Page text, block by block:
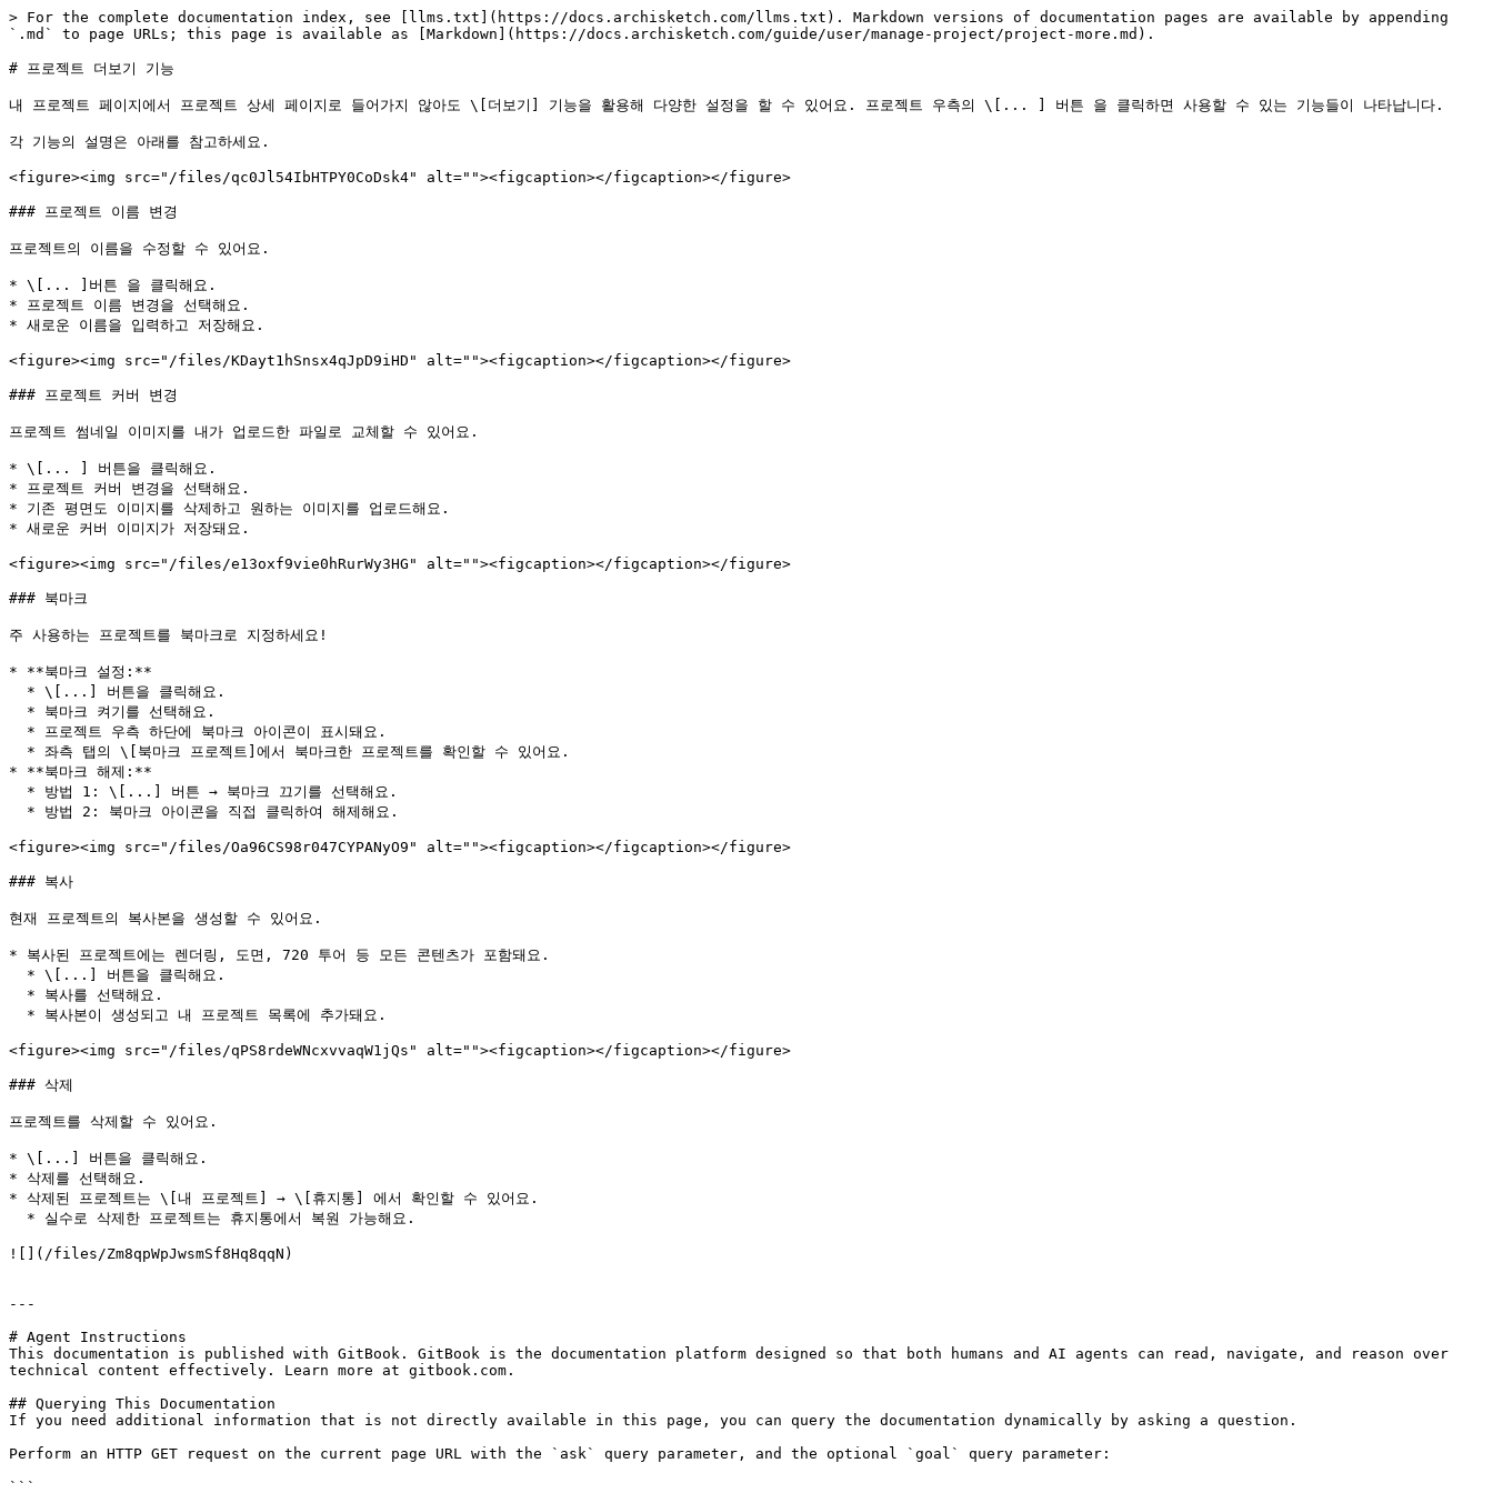
> For the complete documentation index, see [llms.txt](https://docs.archisketch.com/llms.txt). Markdown versions of documentation pages are available by appending
`.md` to page URLs; this page is available as [Markdown](https://docs.archisketch.com/guide/user/manage-project/project-more.md).
# 프로젝트 더보기 기능
내 프로젝트 페이지에서 프로젝트 상세 페이지로 들어가지 않아도 \[더보기] 기능을 활용해 다양한 설정을 할 수 있어요. 프로젝트 우측의 \[... ] 버튼 을 클릭하면 사용할 수 있는 기능들이 나타납니다.
각 기능의 설명은 아래를 참고하세요.
<figure><img src="/files/qc0Jl54IbHTPY0CoDsk4" alt=""><figcaption></figcaption></figure>
### 프로젝트 이름 변경
프로젝트의 이름을 수정할 수 있어요.
* \[... ]버튼 을 클릭해요.
* 프로젝트 이름 변경을 선택해요.
* 새로운 이름을 입력하고 저장해요.
<figure><img src="/files/KDayt1hSnsx4qJpD9iHD" alt=""><figcaption></figcaption></figure>
### 프로젝트 커버 변경
프로젝트 썸네일 이미지를 내가 업로드한 파일로 교체할 수 있어요.
* \[... ] 버튼을 클릭해요.
* 프로젝트 커버 변경을 선택해요.
* 기존 평면도 이미지를 삭제하고 원하는 이미지를 업로드해요.
* 새로운 커버 이미지가 저장돼요.
<figure><img src="/files/e13oxf9vie0hRurWy3HG" alt=""><figcaption></figcaption></figure>
### 북마크
주 사용하는 프로젝트를 북마크로 지정하세요!
* **북마크 설정:**
* **북마크 해제:**
<figure><img src="/files/Oa96CS98r047CYPANyO9" alt=""><figcaption></figcaption></figure>
### 복사
현재 프로젝트의 복사본을 생성할 수 있어요.
* 복사된 프로젝트에는 렌더링, 도면, 720 투어 등 모든 콘텐츠가 포함돼요.
<figure><img src="/files/qPS8rdeWNcxvvaqW1jQs" alt=""><figcaption></figcaption></figure>
### 삭제
프로젝트를 삭제할 수 있어요.
* \[...] 버튼을 클릭해요.
* 삭제를 선택해요.
* 삭제된 프로젝트는 \[내 프로젝트] → \[휴지통] 에서 확인할 수 있어요.
![](/files/Zm8qpWpJwsmSf8Hq8qqN)
---
# Agent Instructions
This documentation is published with GitBook. GitBook is the documentation platform designed so that both humans and AI agents can read, navigate, and reason over
technical content effectively. Learn more at gitbook.com.
## Querying This Documentation
If you need additional information that is not directly available in this page, you can query the documentation dynamically by asking a question.
Perform an HTTP GET request on the current page URL with the `ask` query parameter, and the optional `goal` query parameter:
```